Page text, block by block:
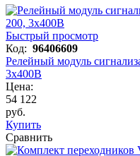
Быстрый просмотр
Код: 96406609
Релейный модуль
3х400В
Цена:
54 122
руб.
Купить
Сравнить